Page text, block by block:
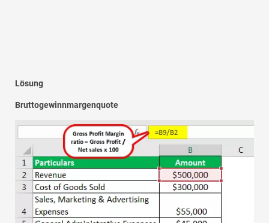
Lösung
Bruttogewinnmargenquote